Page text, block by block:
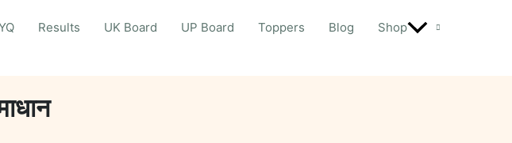
Results UK Board UP Board Toppers Blog
Shop